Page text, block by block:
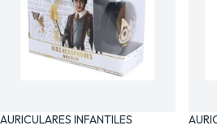
AURICULARES INFANTILES